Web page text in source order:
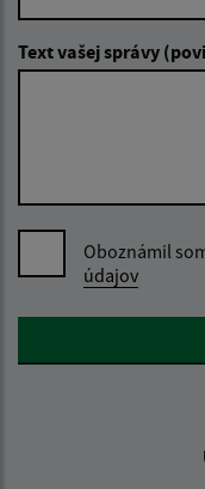
Text vašej správy
Oboznámil
údajov
Google reCaptcha